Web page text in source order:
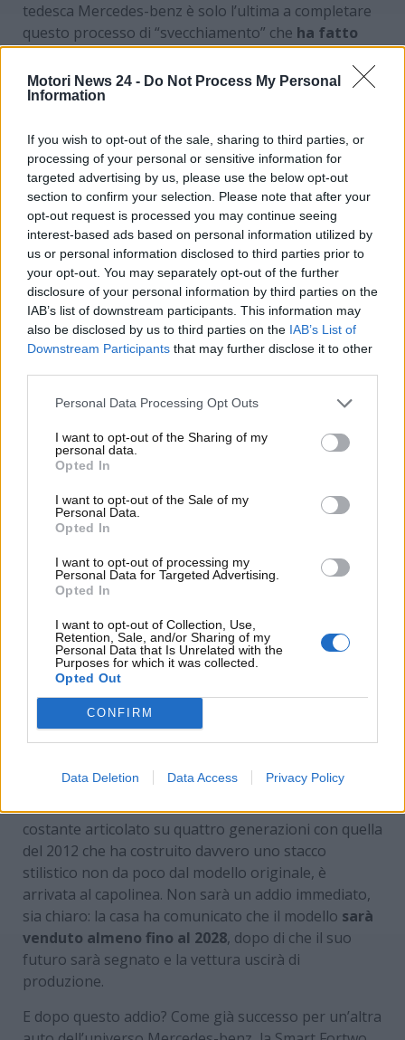
Motori News 24 - Do Not Process My Personal
Information
If you wish to opt-out of the sale, sharing to third parties, or
processing of your personal or sensitive information for
targeted advertising by us, please use the below opt-out
section to confirm your selection. Please note that after your
opt-out request is processed you may continue seeing
interest-based ads based on personal information utilized by
us or personal information disclosed to third parties prior to
your opt-out. You may separately opt-out of the further
disclosure of your personal information by third parties on the
IAB’s list of downstream participants. This information may
also be disclosed by us to third parties on the IAB’s List of
Downstream Participants that may further disclose it to other
Personal Data Processing Opt Outs
I want to opt-out of the Sharing of my
personal data.
Opted In
I want to opt-out of the Sale of my
Personal Data.
Opted In
I want to opt-out of processing my
Personal Data for Targeted Advertising.
Opted In
I want to opt-out of Collection, Use,
Retention, Sale, and/or Sharing of my
Personal Data that Is Unrelated with the
Purposes for which it was collected.
Opted Out
CONFIRM
Data Deletion Data Access Privacy Policy
tedesca Mercedes-benz è solo l’ultima a completare
questo processo di “svecchiamento” che ha fatto
una vittima eccellente, la sua unica utilitaria
nonché uno dei modelli più venduti del brand di
sempre.
Addio alla Classe A, già
pronta alla pensione
Introdotta nel 1997 e sulla carta considerata una
berlina a due volumi o, alla peggio nelle prime serie
una monvolume a tutti gli effetti, laMercedes-benz
Classe Aè stata a lungo un unicum sul listino della
casa, una vera utilitaria in quanto a dimensioni e
fascia di prezzo nonché la vera entry level che ha
permesso a tanti clienti che mai potrebbero
Non vedremo più Mercedes Classe A di nuova
generazione sul mercato (Mercedes) –
www.MotoriNews24.com
La vettura che ha attraversato un rinnovamento
costante articolato su quattro generazioni con quella
del 2012 che ha costruito davvero uno stacco
stilistico non da poco dal modello originale, è
arrivata al capolinea. Non sarà un addio immediato,
sia chiaro: la casa ha comunicato che il modello sarà
venduto almeno fino al 2028, dopo di che il suo
futuro sarà segnato e la vettura uscirà di
produzione.
E dopo questo addio? Come già successo per un’altra